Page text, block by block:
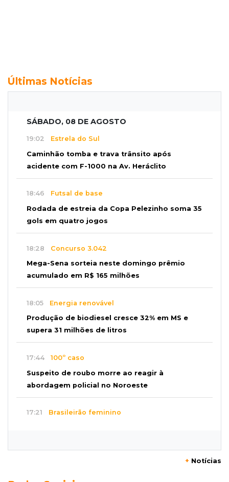
Últimas Notícias
SÁBADO, 08 DE AGOSTO
19:02 Estrela do Sul
Caminhão tomba e trava trânsito após
acidente com F-1000 na Av. Heráclito
18:46 Futsal de base
Rodada de estreia da Copa Pelezinho soma 35
gols em quatro jogos
18:28 Concurso 3.042
Mega-Sena sorteia neste domingo prêmio
acumulado em R$ 165 milhões
18:05 Energia renovável
Produção de biodiesel cresce 32% em MS e
supera 31 milhões de litros
17:44 100º caso
Suspeito de roubo morre ao reagir à
abordagem policial no Noroeste
17:21 Brasileirão feminino
+ Notícias